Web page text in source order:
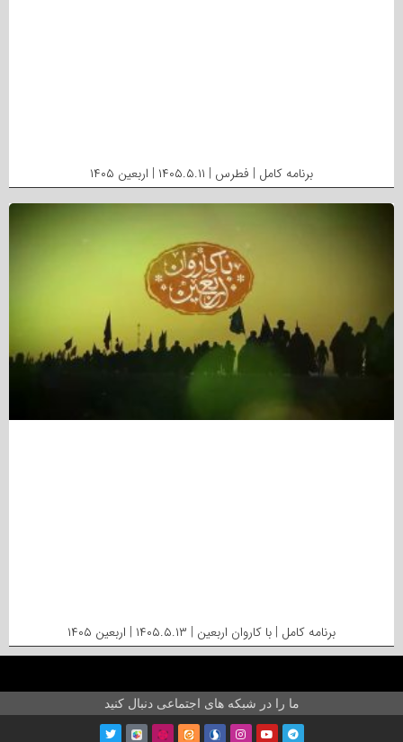
برنامه کامل | فطرس | ۱۴۰۵.۵.۱۱ | اربعین ۱۴۰۵
برنامه کامل | با کاروان اربعین | ۱۴۰۵.۵.۱۳ | اربعین ۱۴۰۵
ما را در شبکه های اجتماعی دنبال کنید